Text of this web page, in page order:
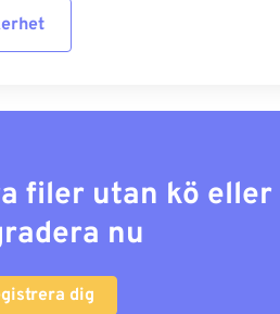
filer utan kö eller
nu
dig